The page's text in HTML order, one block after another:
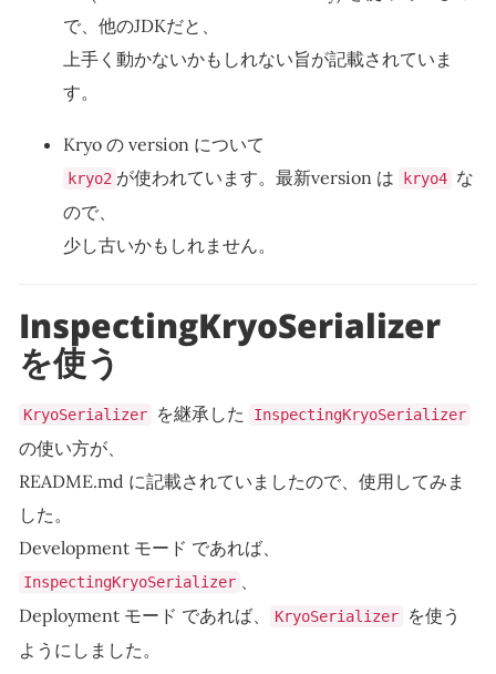
で、他のJDKだと、
上手く動かないかもしれない旨が記載されていま
す。
Kryo の version について
kryo2 が使われています。最新version は kryo4 な
ので、
少し古いかもしれません。
InspectingKryoSerializer
を使う
KryoSerializer を継承した InspectingKryoSerializer
の使い方が、
README.md に記載されていましたので、使用してみま
した。
Development モード であれば、
InspectingKryoSerializer 、
Deployment モード であれば、
KryoSerializer
を使う
ようにしました。